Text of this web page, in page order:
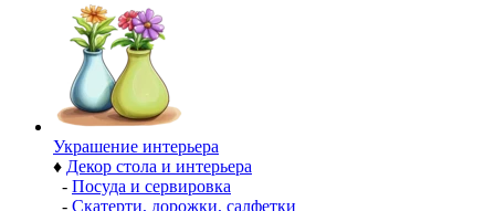
Украшение интерьера
♦ Декор стола и интерьера
- Посуда и сервировка
- Скатерти, дорожки, салфетки